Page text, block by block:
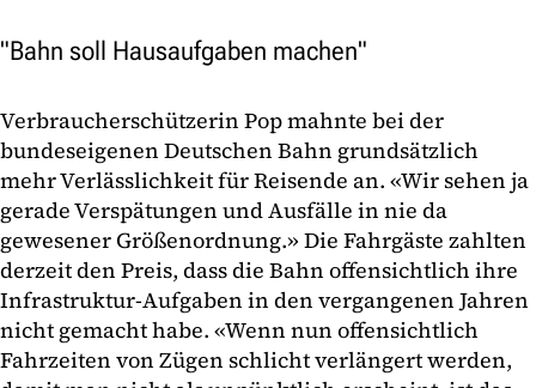
"Bahn soll Hausaufgaben machen"
Verbraucherschützerin Pop mahnte bei der
bundeseigenen Deutschen Bahn grundsätzlich
mehr Verlässlichkeit für Reisende an. «Wir sehen ja
gerade Verspätungen und Ausfälle in nie da
gewesener Größenordnung.» Die Fahrgäste zahlten
derzeit den Preis, dass die Bahn offensichtlich ihre
Infrastruktur-Aufgaben in den vergangenen Jahren
nicht gemacht habe. «Wenn nun offensichtlich
Fahrzeiten von Zügen schlicht verlängert werden,